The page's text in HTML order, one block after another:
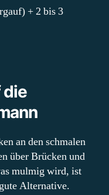
+ 2 bis 3
die
an den schmalen
über Brücken und
mulmig wird, ist
Alternative.